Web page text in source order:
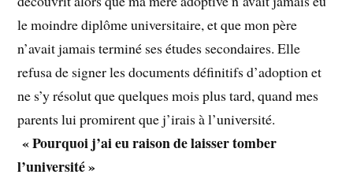
le moindre diplôme universitaire, et que mon père
n’avait jamais terminé ses études secondaires. Elle
refusa de signer les documents définitifs d’adoption et
ne s’y résolut que quelques mois plus tard, quand mes
parents lui promirent que j’irais à l’université.
« Pourquoi j’ai eu raison de laisser tomber
l’université »